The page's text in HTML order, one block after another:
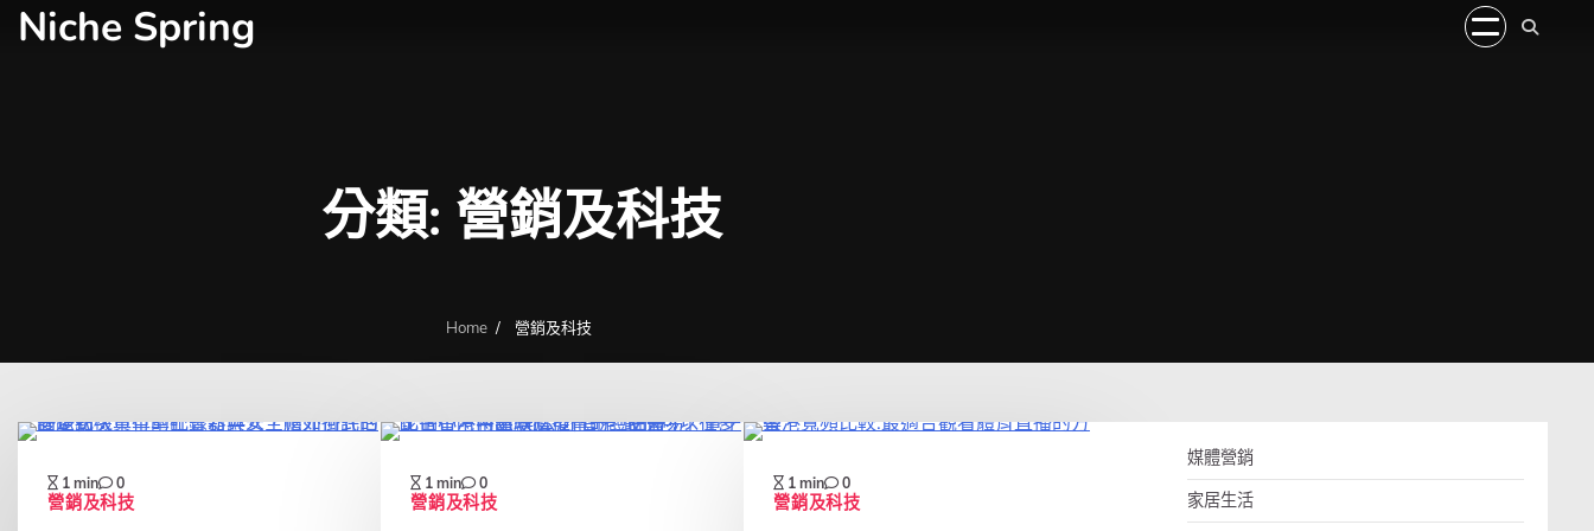
SkipNiche Spring
分類: 營銷及科技
Home 營銷及科技
1 min 0
營銷及科技
1 min 0
營銷及科技
1 min 0
營銷及科技
媒體營銷
家居生活